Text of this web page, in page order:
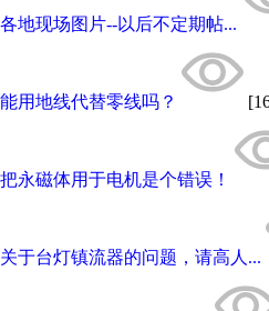
各地现场图片--以后不定期帖...
能用地线代替零线吗？
把永磁体用于电机是个错误！
关于台灯镇流器的问题，请高人...